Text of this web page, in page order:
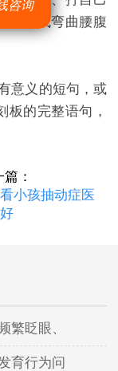
挺身或弯曲腰腹
意义的短句，或
板的完整语句，
：
小孩抽动症医
繁眨眼、
育行为问
咨询